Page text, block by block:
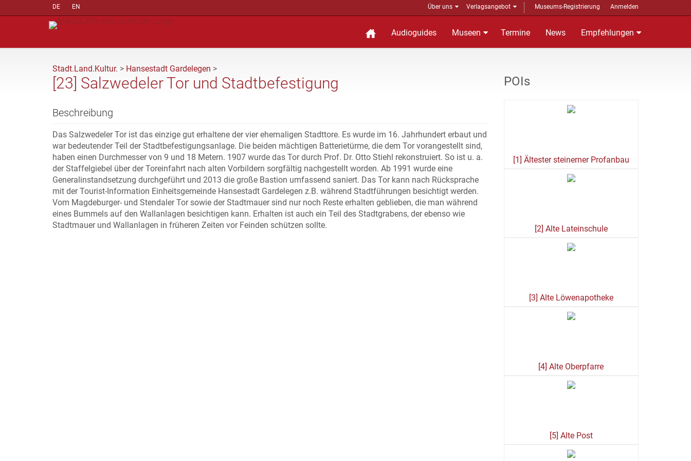
DE EN Über uns Verlagsangebot Museums-Registrierung Anmelden
Audioguides Museen Termine News Empfehlungen
Stadt.Land.Kultur. > Hansestadt Gardelegen >
[23] Salzwedeler Tor und Stadtbefestigung
Beschreibung
Das Salzwedeler Tor ist das einzige gut erhaltene der vier ehemaligen Stadttore. Es wurde im 16. Jahrhundert erbaut und
war bedeutender Teil der Stadtbefestigungsanlage. Die beiden mächtigen Batterietürme, die dem Tor vorangestellt sind,
haben einen Durchmesser von 9 und 18 Metern. 1907 wurde das Tor durch Prof. Dr. Otto Stiehl rekonstruiert. So ist u. a.
der Staffelgiebel über der Toreinfahrt nach alten Vorbildern sorgfältig nachgestellt worden. Ab 1991 wurde eine
Generalinstandsetzung durchgeführt und 2013 die große Bastion umfassend saniert. Das Tor kann nach Rücksprache
mit der Tourist-Information Einheitsgemeinde Hansestadt Gardelegen z.B. während Stadtführungen besichtigt werden.
Vom Magdeburger- und Stendaler Tor sowie der Stadtmauer sind nur noch Reste erhalten geblieben, die man während
eines Bummels auf den Wallanlagen besichtigen kann. Erhalten ist auch ein Teil des Stadtgrabens, der ebenso wie
Stadtmauer und Wallanlagen in früheren Zeiten vor Feinden schützen sollte.
POIs
[1] Ältester steinerner Profanbau
[2] Alte Lateinschule
[3] Alte Löwenapotheke
[4] Alte Oberpfarre
[5] Alte Post